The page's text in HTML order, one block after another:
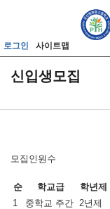
로그인 사이트맵
신입생모집
모집인원수
순
학교급 학년제
1
중학교 주간 2년제